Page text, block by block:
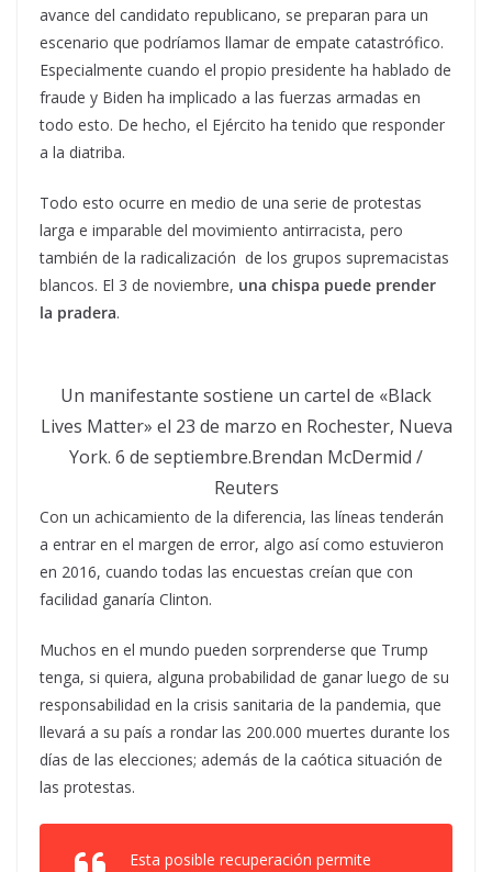
avance del candidato republicano, se preparan para un
escenario que podríamos llamar de empate catastrófico.
Especialmente cuando el propio presidente ha hablado de
fraude y Biden ha implicado a las fuerzas armadas en
todo esto. De hecho, el Ejército ha tenido que responder
a la diatriba.
Todo esto ocurre en medio de una serie de protestas
larga e imparable del movimiento antirracista, pero
también de la radicalización de los grupos supremacistas
blancos. El 3 de noviembre, una chispa puede prender
la pradera.
Un manifestante sostiene un cartel de «Black
Lives Matter» el 23 de marzo en Rochester, Nueva
York. 6 de septiembre.Brendan McDermid /
Reuters
Con un achicamiento de la diferencia, las líneas tenderán
a entrar en el margen de error, algo así como estuvieron
en 2016, cuando todas las encuestas creían que con
facilidad ganaría Clinton.
Muchos en el mundo pueden sorprenderse que Trump
tenga, si quiera, alguna probabilidad de ganar luego de su
responsabilidad en la crisis sanitaria de la pandemia, que
llevará a su país a rondar las 200.000 muertes durante los
días de las elecciones; además de la caótica situación de
las protestas.
Esta posible recuperación permite